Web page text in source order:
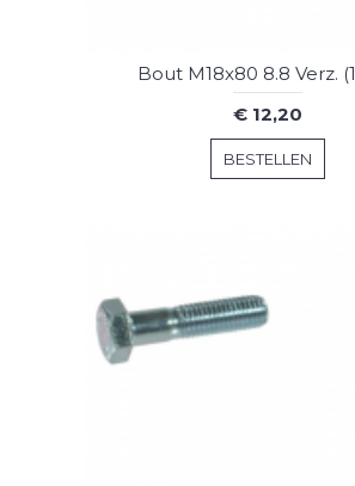
Bout M18x80 8.8 Verz.
€ 12,20
BESTELLEN